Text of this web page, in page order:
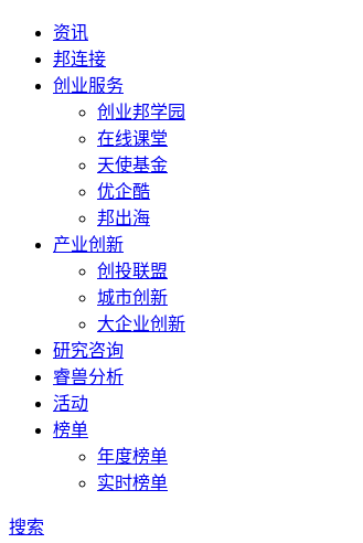
资讯
邦连接
创业服务
创业邦学园
在线课堂
天使基金
优企酷
邦出海
产业创新
创投联盟
城市创新
大企业创新
研究咨询
睿兽分析
活动
榜单
年度榜单
实时榜单
搜索